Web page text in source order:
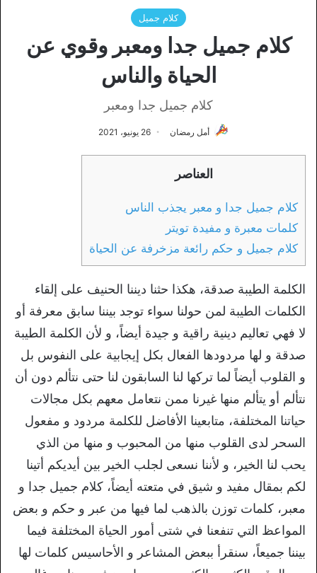
كلام جميل
كلام جميل جدا ومعبر وقوي عن
الحياة والناس
كلام جميل جدا ومعبر
أمل رمضان 26 يونيو، 2021
العناصر
كلام جميل جدا و معبر يجذب الناس
كلمات معبرة و مفيدة تويتر
كلام جميل و حكم رائعة مزخرفة عن الحياة
الكلمة الطيبة صدقة، هكذا حثنا ديننا الحنيف على إلقاء
الكلمات الطيبة لمن حولنا سواء توجد بيننا سابق معرفة أو
لا فهي تعاليم دينية راقية و جيدة أيضاً، و لأن الكلمة الطيبة
صدقة و لها مردودها الفعال بكل إيجابية على النفوس بل
و القلوب أيضاً لما تركها لنا السابقون لنا حتى نتألم دون أن
نتألم أو يتألم منها غيرنا ممن نتعامل معهم بكل مجالات
حياتنا المختلفة، متابعينا الأفاضل للكلمة مردود و مفعول
السحر لدى القلوب منها من المحبوب و منها من الذي
يحب لنا الخير، و لأننا نسعى لجلب الخير بين أيديكم أتينا
لكم بمقال مفيد و شيق في متعته أيضاً، كلام جميل جدا و
معبر، كلمات توزن بالذهب لما فيها من عبر و حكم و بعض
المواعظ التي تنفعنا في شتى أمور الحياة المختلفة فيما
بيننا جميعاً، سنقرأ ببعض المشاعر و الأحاسيس كلمات لها